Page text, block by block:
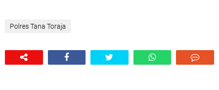
Polres Tana Toraja